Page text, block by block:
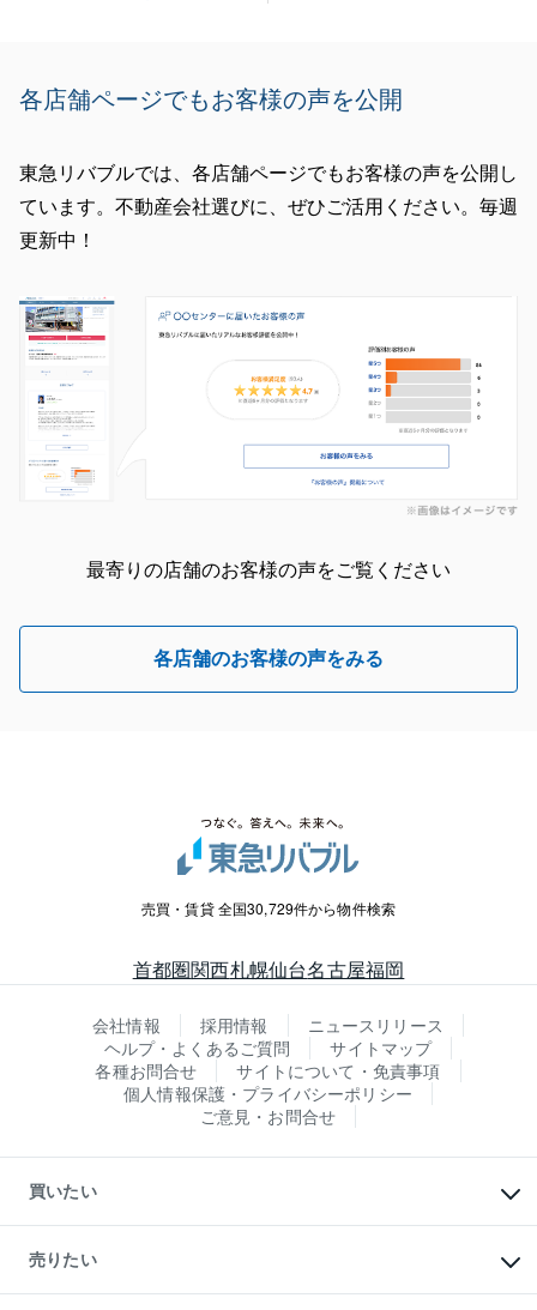
引き続き、何卒よろしくお願いいたします。
閉じる
各店舗ページでもお客様の声を公開
東急リバブルでは、各店舗ページでもお客様の声を公開し
ています。不動産会社選びに、ぜひご活用ください。毎週
更新中！
最寄りの店舗のお客様の声をご覧ください
各店舗のお客様の声をみる
売買・賃貸 全国30,729件から物件検索
首都圏関西札幌仙台名古屋福岡
会社情報 採用情報
ニュースリリース
ヘルプ・よくあるご質問
サイトマップ
各種お問合せ
サイトについて・免責事項
個人情報保護・プライバシーポリシー
ご意見・お問合せ
買いたい
新築・分譲マンションの購入
中古マンションの購入
一戸建ての購入
売りたい